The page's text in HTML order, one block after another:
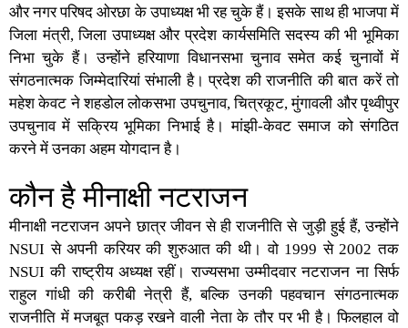
और नगर परिषद ओरछा के उपाध्यक्ष भी रह चुके हैं। इसके साथ ही भाजपा में
जिला मंत्री, जिला उपाध्यक्ष और प्रदेश कार्यसमिति सदस्य की भी भूमिका
निभा चुके हैं। उन्होंने हरियाणा विधानसभा चुनाव समेत कई चुनावों में
संगठनात्मक जिम्मेदारियां संभाली है। प्रदेश की राजनीति की बात करें तो
महेश केवट ने शहडोल लोकसभा उपचुनाव, चित्रकूट, मुंगावली और पृथ्वीपुर
उपचुनाव में सक्रिय भूमिका निभाई है। मांझी-केवट समाज को संगठित
करने में उनका अहम योगदान है।
कौन है मीनाक्षी नटराजन
मीनाक्षी नटराजन अपने छात्र जीवन से ही राजनीति से जुड़ी हुई हैं, उन्होंने
NSUI से अपनी करियर की शुरुआत की थी। वो 1999 से 2002 तक
NSUI की राष्ट्रीय अध्यक्ष रहीं। राज्यसभा उम्मीदवार नटराजन ना सिर्फ
राहुल गांधी की करीबी नेत्री हैं, बल्कि उनकी पहवचान संगठनात्मक
राजनीति में मजबूत पकड़ रखने वाली नेता के तौर पर भी है। फिलहाल वो